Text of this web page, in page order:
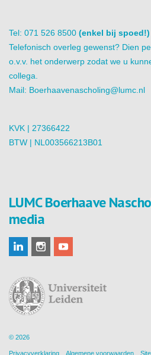
Tel: 071 526 8500 (enkel bij spoed!)
Telefonisch overleg gewenst? Dien
o.v.v. het onderwerp zodat we u
collega.
Mail: Boerhaavenascholing@lumc.nl
KVK | 27366422
BTW | NL003566213B01
LUMC Boerhaave
media
© 2026
Privacyverklaring Algemene voorwaarden